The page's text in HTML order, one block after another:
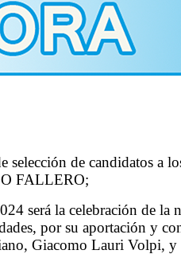
selección de candidatos a
FALLERO;
será la celebración de
por su aportación y
Giacomo Lauri Volpi, y